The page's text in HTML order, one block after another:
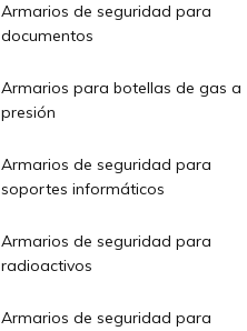
Armarios de seguridad para
documentos
Armarios para botellas de gas a
presión
Armarios de seguridad para
soportes informáticos
Armarios de seguridad para
radioactivos
Armarios de seguridad para